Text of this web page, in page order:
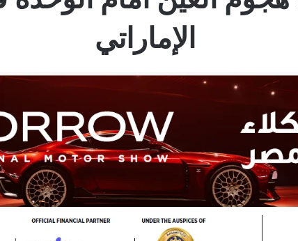
الإماراتي